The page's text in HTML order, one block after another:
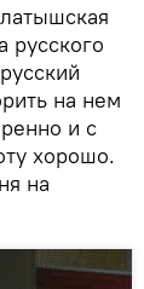
русского
на нем
и с
хорошо.
на